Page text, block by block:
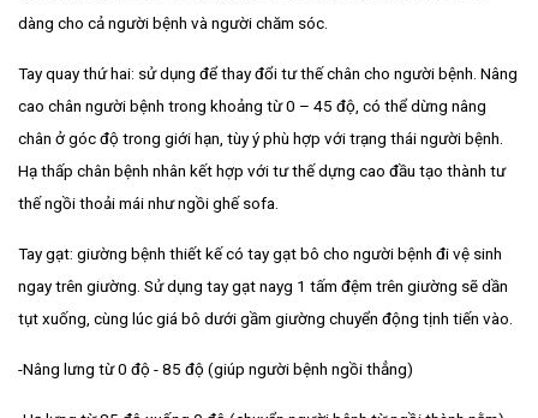
dàng cho cả người bệnh và người chăm sóc.
Tay quay thứ hai: sử dụng để thay đổi tư thế chân cho người bệnh. Nâng
cao chân người bệnh trong khoảng từ 0 – 45 độ, có thể dừng nâng
chân ở góc độ trong giới hạn, tùy ý phù hợp với trạng thái người bệnh.
Hạ thấp chân bệnh nhân kết hợp với tư thế dựng cao đầu tạo thành tư
thế ngồi thoải mái như ngồi ghế sofa.
Tay gạt: giường bệnh thiết kế có tay gạt bô cho người bệnh đi vệ sinh
ngay trên giường. Sử dụng tay gạt nayg 1 tấm đệm trên giường sẽ dần
tụt xuống, cùng lúc giá bô dưới gầm giường chuyển động tịnh tiến vào.
-Nâng lưng từ 0 độ - 85 độ (giúp người bệnh ngồi thẳng)